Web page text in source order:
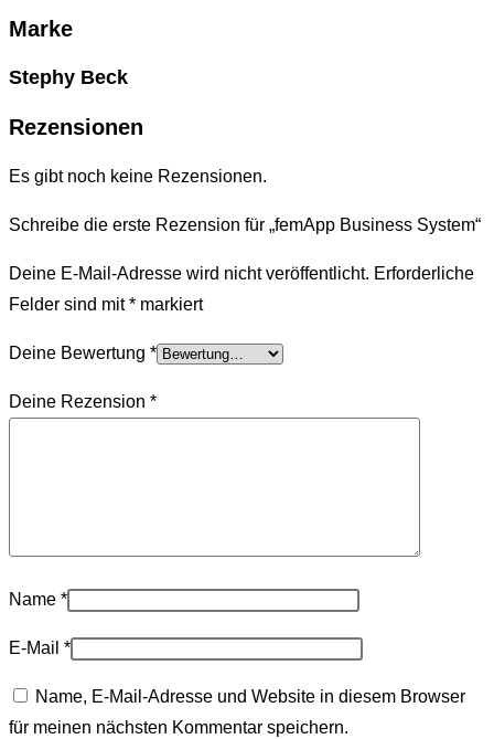
Marke
Stephy Beck
Rezensionen
Es gibt noch keine Rezensionen.
Schreibe die erste Rezension für „femApp Business System“
Deine E-Mail-Adresse wird nicht veröffentlicht. Erforderliche
Felder sind mit* markiert
Deine Bewertung *
Deine Rezension *
Name *
E-Mail *
Name, E-Mail-Adresse und Website in diesem Browser
für meinen nächsten Kommentar speichern.